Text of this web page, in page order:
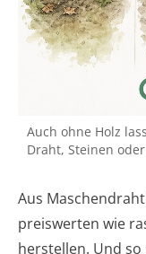
Auch ohne Holz
Draht, Steinen
Aus
preiswerten wie
herstellen. Und so